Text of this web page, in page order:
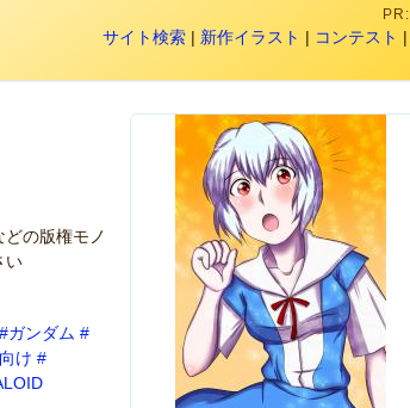
PR:
サイト検索 | 新作イラスト | コンテスト |
の版権モノ
い
#ガンダム #
け #